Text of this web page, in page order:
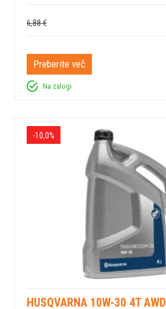
6,88 €
Preberite več
Na zalogi
-10,0%
HUSQVARNA 10W-30 4T AWD